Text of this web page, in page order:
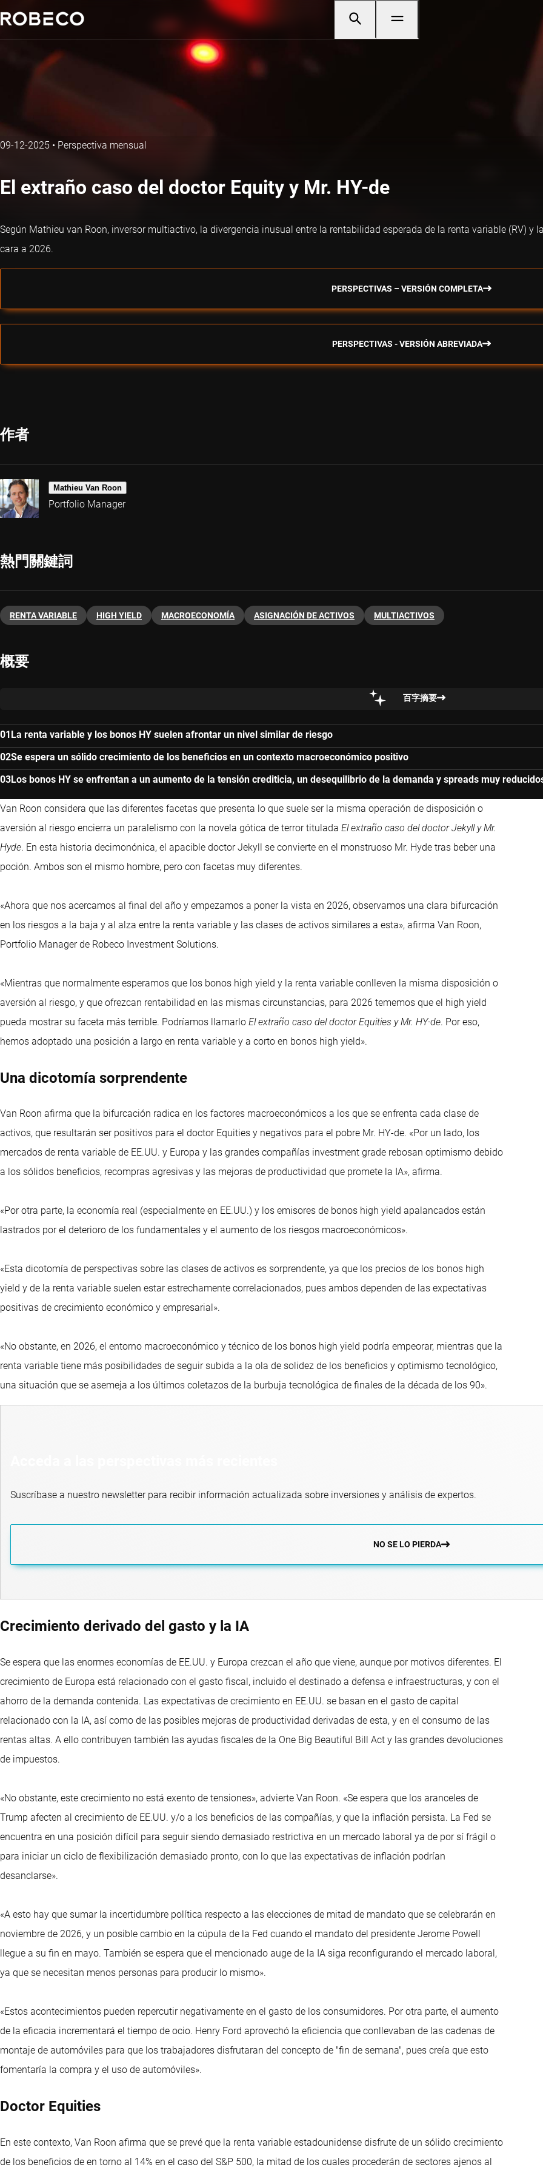
09-12-2025 • Perspectiva mensual
El extraño caso del doctor Equity y Mr. HY-de
Según Mathieu van Roon, inversor multiactivo, la divergencia inusual entre la rentabilidad esperada de la renta variable (RV) y
cara a 2026.
PERSPECTIVAS – VERSIÓN COMPLETA
PERSPECTIVAS - VERSIÓN ABREVIADA
作者
Mathieu Van Roon
Portfolio Manager
熱門關鍵詞
RENTA VARIABLE HIGH YIELD MACROECONOMÍA ASIGNACIÓN DE ACTIVOS MULTIACTIVOS
概要
百字摘要
La renta variable y los bonos HY suelen afrontar un nivel similar de riesgo
Se espera un sólido crecimiento de los beneficios en un contexto macroeconómico positivo
Los bonos HY se enfrentan a un aumento de la tensión crediticia, un desequilibrio de la demanda y spreads muy
Van Roon considera que las diferentes facetas que presenta lo que suele ser la misma operación de disposición o
aversión al riesgo encierra un paralelismo con la novela gótica de terror titulada El extraño caso del doctor Jekyll y Mr.
Hyde. En esta historia decimonónica, el apacible doctor Jekyll se convierte en el monstruoso Mr. Hyde tras beber una
poción. Ambos son el mismo hombre, pero con facetas muy diferentes.
«Ahora que nos acercamos al final del año y empezamos a poner la vista en 2026, observamos una clara bifurcación
en los riesgos a la baja y al alza entre la renta variable y las clases de activos similares a esta», afirma Van Roon,
Portfolio Manager de Robeco Investment Solutions.
«Mientras que normalmente esperamos que los bonos high yield y la renta variable conlleven la misma disposición o
aversión al riesgo, y que ofrezcan rentabilidad en las mismas circunstancias, para 2026 tememos que el high yield
pueda mostrar su faceta más terrible. Podríamos llamarlo El extraño caso del doctor Equities y Mr. HY-de. Por eso,
hemos adoptado una posición a largo en renta variable y a corto en bonos high yield».
Una dicotomía sorprendente
Van Roon afirma que la bifurcación radica en los factores macroeconómicos a los que se enfrenta cada clase de
activos, que resultarán ser positivos para el doctor Equities y negativos para el pobre Mr. HY-de. «Por un lado, los
mercados de renta variable de EE.UU. y Europa y las grandes compañías investment grade rebosan optimismo debido
a los sólidos beneficios, recompras agresivas y las mejoras de productividad que promete la IA», afirma.
«Por otra parte, la economía real (especialmente en EE.UU.) y los emisores de bonos high yield apalancados están
lastrados por el deterioro de los fundamentales y el aumento de los riesgos macroeconómicos».
«Esta dicotomía de perspectivas sobre las clases de activos es sorprendente, ya que los precios de los bonos high
yield y de la renta variable suelen estar estrechamente correlacionados, pues ambos dependen de las expectativas
positivas de crecimiento económico y empresarial».
«No obstante, en 2026, el entorno macroeconómico y técnico de los bonos high yield podría empeorar, mientras que la
renta variable tiene más posibilidades de seguir subida a la ola de solidez de los beneficios y optimismo tecnológico,
una situación que se asemeja a los últimos coletazos de la burbuja tecnológica de finales de la década de los 90».
Suscríbase a nuestro newsletter para recibir información actualizada sobre inversiones y análisis de expertos.
NO SE LO PIERDA
Crecimiento derivado del gasto y la IA
Se espera que las enormes economías de EE.UU. y Europa crezcan el año que viene, aunque por motivos diferentes. El
crecimiento de Europa está relacionado con el gasto fiscal, incluido el destinado a defensa e infraestructuras, y con el
ahorro de la demanda contenida. Las expectativas de crecimiento en EE.UU. se basan en el gasto de capital
relacionado con la IA, así como de las posibles mejoras de productividad derivadas de esta, y en el consumo de las
rentas altas. A ello contribuyen también las ayudas fiscales de la One Big Beautiful Bill Act y las grandes devoluciones
de impuestos.
«No obstante, este crecimiento no está exento de tensiones», advierte Van Roon. «Se espera que los aranceles de
Trump afecten al crecimiento de EE.UU. y/o a los beneficios de las compañías, y que la inflación persista. La Fed se
encuentra en una posición difícil para seguir siendo demasiado restrictiva en un mercado laboral ya de por sí frágil o
para iniciar un ciclo de flexibilización demasiado pronto, con lo que las expectativas de inflación podrían
desanclarse».
«A esto hay que sumar la incertidumbre política respecto a las elecciones de mitad de mandato que se celebrarán en
noviembre de 2026, y un posible cambio en la cúpula de la Fed cuando el mandato del presidente Jerome Powell
llegue a su fin en mayo. También se espera que el mencionado auge de la IA siga reconfigurando el mercado laboral,
ya que se necesitan menos personas para producir lo mismo».
«Estos acontecimientos pueden repercutir negativamente en el gasto de los consumidores. Por otra parte, el aumento
de la eficacia incrementará el tiempo de ocio. Henry Ford aprovechó la eficiencia que conllevaban de las cadenas de
montaje de automóviles para que los trabajadores disfrutaran del concepto de "fin de semana", pues creía que esto
fomentaría la compra y el uso de automóviles».
Doctor Equities
En este contexto, Van Roon afirma que se prevé que la renta variable estadounidense disfrute de un sólido crecimiento
de los beneficios de en torno al 14% en el caso del S&P 500, la mitad de los cuales procederán de sectores ajenos al